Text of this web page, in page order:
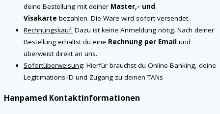
deine Bestellung mit deiner Master,- und
Visakarte bezahlen. Die Ware wird sofort versendet.
Rechnungskauf: Dazu ist keine Anmeldung nötig. Nach deiner
Bestellung erhältst du eine Rechnung per Email und
überweist direkt an uns.
Sofortüberweisung: Hierfür brauchst du Online-Banking, deine
Legitimations-ID und Zugang zu deinen TANs
Hanpamed Kontaktinformationen